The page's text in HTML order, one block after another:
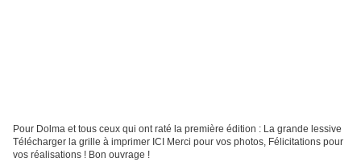
Pour Dolma et tous ceux qui ont raté la première édition : La grande lessive
Télécharger la grille à imprimer ICI Merci pour vos photos, Félicitations pour
vos réalisations ! Bon ouvrage !